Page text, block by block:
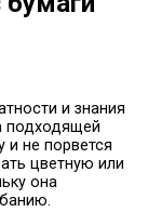
и знания
подходящей
и не порвется
цветную или
она